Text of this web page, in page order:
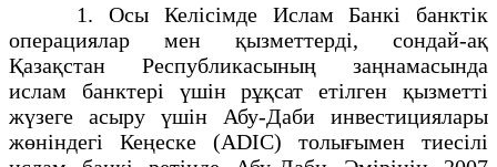
1. Осы Келісімде Ислам Банкі банктік
операциялар мен қызметтерді, сондай-ақ
Қазақстан Республикасының заңнамасында
ислам банктері үшін рұқсат етілген қызметті
жүзеге асыру үшін Абу-Даби инвестициялары
жөніндегі Кеңеске (ADIC) толығымен тиесілі